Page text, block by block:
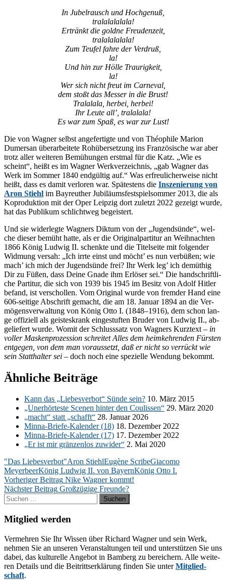
In Ju­bel­rausch und Hochgenuß,
tral­al­al­a­la­la!
Er­tränkt die gold­ne Freudenzeit,
tral­al­al­a­la­la!
Zum Teu­fel fah­re der Verdruß,
la!
Und hin zur Höl­le Traurigkeit,
la!
Wer sich nicht freut im Carneval,
dem stoßt das Mes­ser in die Brust!
Tral­a­la­la, her­bei, herbei!
Ihr Leu­te all’, tralalala!
Es war zum Spaß, es war zur Lust!
Die von Wag­ner selbst an­ge­fer­tig­te und von Thé­o­phi­le Ma­ri­on
Dum­er­san über­ar­bei­te­te Roh­über­set­zung ins Fran­zö­si­sche war aber
trotz al­ler wei­te­ren Be­mü­hun­gen erst­mal für die Katz. „Wie es
scheint“, heißt es im Wag­ner Werk­ver­zeich­nis, „gab Wag­ner das
Werk im Som­mer 1840 end­gül­tig auf.“ Was er­freu­li­cher­wei­se nicht
heißt, dass es da­mit ver­lo­ren war. Spä­tes­tens die In­sze­nie­rung von
Aron Stiehl im Bay­reu­ther Ju­bi­lä­ums­fest­spiel­som­mer 2013, die als
Ko­pro­duk­ti­on mit der Oper Leip­zig dort zu­letzt 2022 ge­zeigt wur­de,
hat das Pu­bli­kum schlicht­weg begeistert.
Und sie wi­der­leg­te Wag­ners Dik­tum von der „Ju­gend­sün­de“, wel­
che die­ser be­müht hat­te, als er die Ori­gi­nal­par­ti­tur an Weih­nach­ten
1866 Kö­nig Lud­wig II. schenk­te und die Ti­tel­sei­te mit fol­gen­der
Wid­mung ver­sah: „Ich irr­te einst und möcht’ es nun ver­bü­ßen; wie
mach’ ich mich der Ju­gend­sün­de frei? Ihr Werk leg’ ich de­müt­hig
Dir zu Fü­ßen, dass Dei­ne Gna­de ihm Er­lö­ser sei.“ Die hand­schrift­li­
che Par­ti­tur, die sich von 1939 bis 1945 im Be­sitz von Adolf Hit­ler
be­fand, ist ver­schol­len. Vom Ori­gi­nal wur­de von frem­der Hand eine
606-sei­ti­ge Ab­schrift ge­macht, die am 18. Ja­nu­ar 1894 an die Ver­
mö­gens­ver­wal­tung von Kö­nig Otto I. (1848–1916), dem schon lan­
ge of­fi­zi­ell als geis­tes­krank ein­ge­stuf­ten Bru­der von Lud­wig II., ab­
ge­lie­fert wur­de. Wo­mit der Schluss­satz von Wag­ners Kurz­text – in
vol­ler Mas­ken­pro­zes­si­on schrei­tet Al­les dem heim­keh­ren­den Fürs­ten
ent­ge­gen, von dem man vor­aus­setzt, daß er nicht so ver­rückt wie
sein Statt­hal­ter sei – doch noch eine spe­zi­el­le Wen­dung bekommt.
Ähnliche Beiträge
Kann das „Lie­bes­ver­bot“ Sün­de sein? 10. März 2015
„Un­er­hör­tes­te Sce­nen hin­ter den Coulis­sen“ 29. März 2020
„macht“ statt „schafft“ 28. Ja­nu­ar 2026
Min­na-Brie­fe-Ka­len­der (18) 18. De­zem­ber 2022
Min­na-Brie­fe-Ka­len­der (17) 17. De­zem­ber 2022
„Er ist mir grän­zen­los zu­wi­der“ 2. Mai 2020
"Das Liebesverbot"Aron StiehlEugène ScribeGiacomo
MeyerbeerKönig Ludwig II. von BayernKönig Otto I.
Beitragsnavigation
Vorheriger Beitrag Nike Wagner kommt!
Nächster Beitrag Großzügige Freunde?
Suchen
nach:
Mitglied werden
Ver­meh­ren Sie Ihr Wis­sen über Ri­chard Wag­ner und sein Werk,
neh­men Sie an un­se­ren Ver­an­stal­tun­gen teil und un­ter­stüt­zen Sie uns
da­bei, das kul­tu­rel­le An­ge­bot in Bam­berg zu be­rei­chern. Alle wei­te­
ren De­tails und die Bei­tritts­er­klä­rung fin­den Sie un­terMit­glied­
schaft.